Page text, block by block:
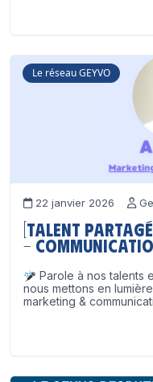
Le réseau GEYVO
22 janvier 2026
[Talent
–
Parole à nos talents
nous mettons en
marketing &